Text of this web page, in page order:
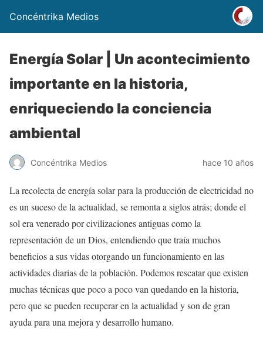
Concéntrika Medios
Energía Solar | Un acontecimiento
importante en la historia,
enriqueciendo la conciencia
ambiental
Concéntrika Medios hace 10 años
La recolecta de energía solar para la producción de electricidad no
es un suceso de la actualidad, se remonta a siglos atrás; donde el
sol era venerado por civilizaciones antiguas como la
representación de un Dios, entendiendo que traía muchos
beneficios a sus vidas otorgando un funcionamiento en las
actividades diarias de la población. Podemos rescatar que existen
muchas técnicas que poco a poco van quedando en la historia,
pero que se pueden recuperar en la actualidad y son de gran
ayuda para una mejora y desarrollo humano.